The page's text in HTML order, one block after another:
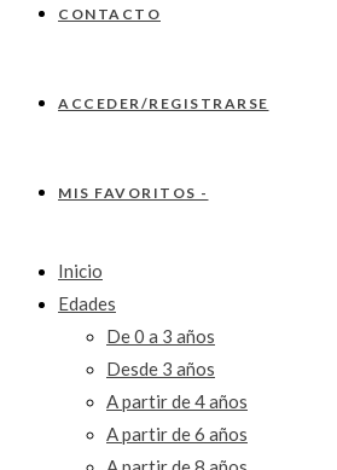
CONTACTO
ACCEDER/REGISTRARSE
MIS FAVORITOS -
Inicio
Edades
De 0 a 3 años
Desde 3 años
A partir de 4 años
A partir de 6 años